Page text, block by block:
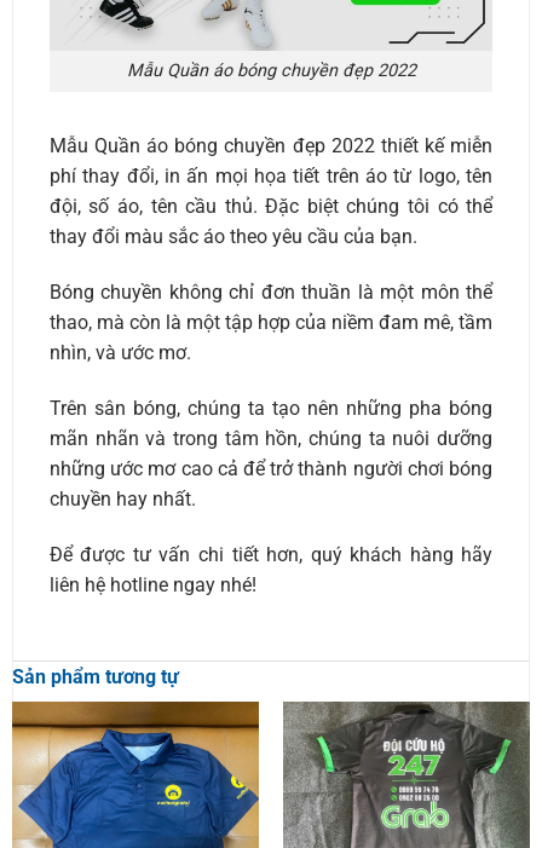
Mẫu Quần áo bóng chuyền đẹp 2022
Mẫu Quần áo bóng chuyền đẹp 2022 thiết kế miễn
phí thay đổi, in ấn mọi họa tiết trên áo từ logo, tên
đội, số áo, tên cầu thủ. Đặc biệt chúng tôi có thể
thay đổi màu sắc áo theo yêu cầu của bạn.
Bóng chuyền không chỉ đơn thuần là một môn thể
thao, mà còn là một tập hợp của niềm đam mê, tầm
nhìn, và ước mơ.
Trên sân bóng, chúng ta tạo nên những pha bóng
mãn nhãn và trong tâm hồn, chúng ta nuôi dưỡng
những ước mơ cao cả để trở thành người chơi bóng
chuyền hay nhất.
Để được tư vấn chi tiết hơn, quý khách hàng hãy
liên hệ hotline ngay nhé!
Sản phẩm tương tự